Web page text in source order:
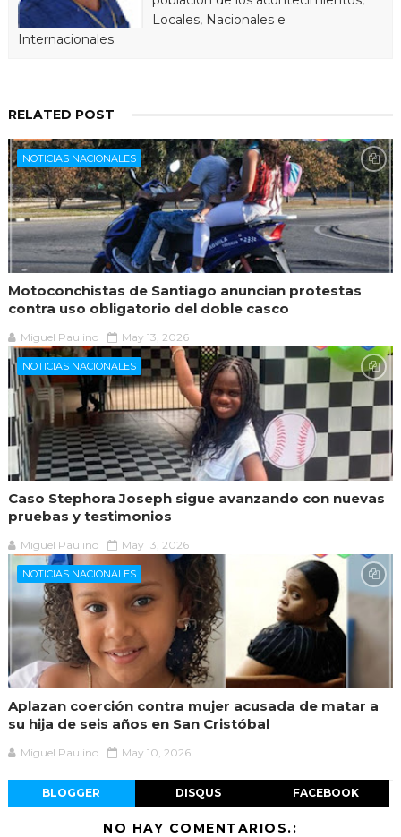
Locales, Nacionales e
Internacionales.
RELATED POST
NOTICIAS NACIONALES
Motoconchistas de Santiago anuncian protestas
contra uso obligatorio del doble casco
Miguel Paulino May 13, 2026
NOTICIAS NACIONALES
Caso Stephora Joseph sigue avanzando con nuevas
pruebas y testimonios
Miguel Paulino May 13, 2026
NOTICIAS NACIONALES
Aplazan coerción contra mujer acusada de matar a
su hija de seis años en San Cristóbal
Miguel Paulino May 10, 2026
BLOGGER DISQUS FACEBOOK
NO HAY COMENTARIOS.: